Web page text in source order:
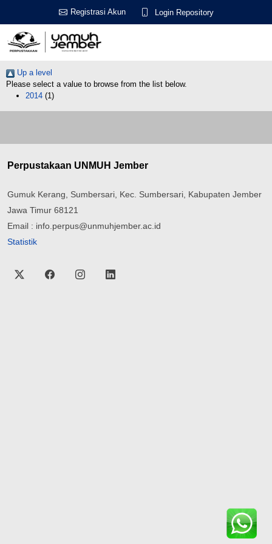
Registrasi Akun Login Repository
Up a level
Please select a value to browse from the list below.
2014 (1)
Perpustakaan UNMUH Jember
Gumuk Kerang, Sumbersari, Kec. Sumbersari, Kabupaten Jember
Jawa Timur 68121
Email : info.perpus@unmuhjember.ac.id
Statistik